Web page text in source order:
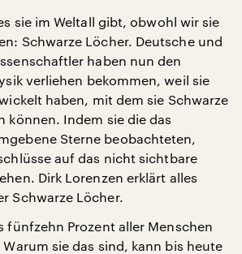
sie im Weltall gibt, obwohl wir sie
Schwarze Löcher. Deutsche und
haben nun den
verliehen bekommen, weil sie
haben, mit dem sie Schwarze
können. Indem sie die das
Sterne beobachteten,
auf das nicht sichtbare
Dirk Lorenzen erklärt alles
Schwarze Löcher.
fünfzehn Prozent aller Menschen
sie das sind, kann bis heute